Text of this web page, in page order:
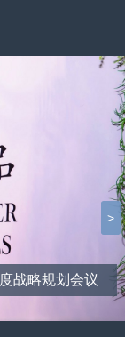
战略规划会议
>